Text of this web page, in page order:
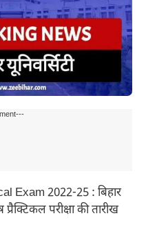
Exam 2022-25 : बिहार
प्रैक्टिकल परीक्षा की तारीख